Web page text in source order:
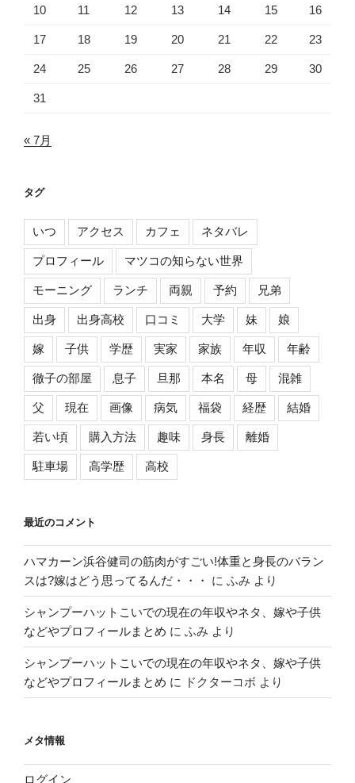
10 11 12 13 14 15 16
17 18 19 20 21 22 23
24 25 26 27 28 29 30
31
« 7月
タグ
いつ アクセス カフェ ネタバレ
プロフィール マツコの知らない世界
モーニング ランチ 両親 予約 兄弟
出身 出身高校 口コミ 大学 妹 娘
嫁 子供 学歴 実家 家族 年収 年齢
徹子の部屋 息子 旦那 本名 母 混雑
父 現在 画像 病気 福袋 経歴 結婚
若い頃 購入方法 趣味 身長 離婚
駐車場 高学歴 高校
最近のコメント
ハマカーン浜谷健司の筋肉がすごい!体重と身長のバラン
スは?嫁はどう思ってるんだ・・・
に ふみ より
シャンプーハットこいでの現在の年収やネタ、嫁や子供
などやプロフィールまとめ に ふみ より
シャンプーハットこいでの現在の年収やネタ、嫁や子供
などやプロフィールまとめ に ドクターコボ より
メタ情報
ログイン